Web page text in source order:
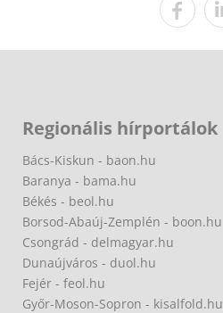
Regionális hírportálok
Bács-Kiskun - baon.hu
Baranya - bama.hu
Békés - beol.hu
Borsod-Abaúj-Zemplén - boon.hu
Csongrád - delmagyar.hu
Dunaújváros - duol.hu
Fejér - feol.hu
Győr-Moson-Sopron - kisalfold.hu